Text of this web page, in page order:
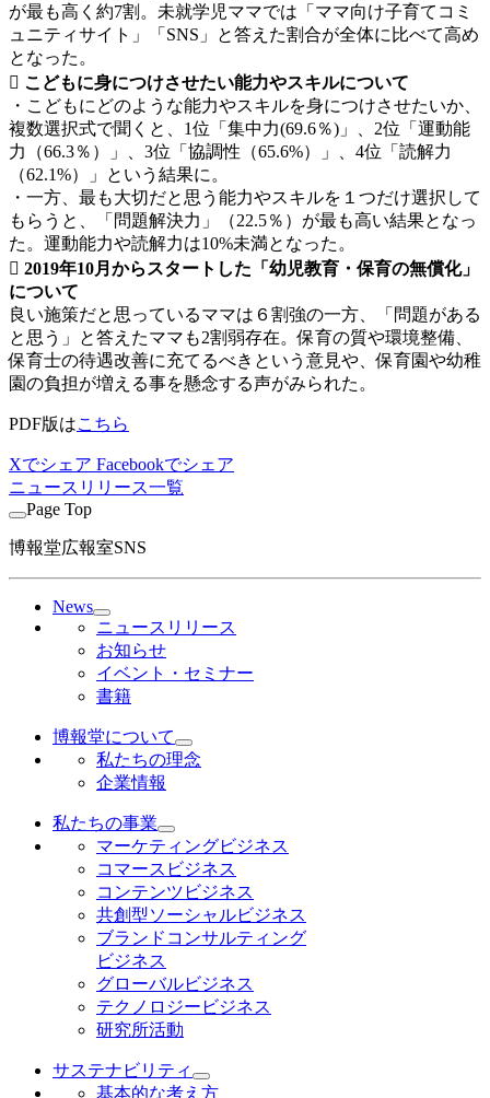
が最も高く約7割。未就学児ママでは「ママ向け子育てコミ
ュニティサイト」「SNS」と答えた割合が全体に比べて高め
となった。
 こどもに身につけさせたい能力やスキルについて
・こどもにどのような能力やスキルを身につけさせたいか、
複数選択式で聞くと、1位「集中力(69.6％)」、2位「運動能
力（66.3％）」、3位「協調性（65.6%）」、4位「読解力
（62.1%）」という結果に。
・一方、最も大切だと思う能力やスキルを１つだけ選択して
もらうと、「問題解決力」（22.5％）が最も高い結果となっ
た。運動能力や読解力は10%未満となった。
 2019年10月からスタートした「幼児教育・保育の無償化」
について
良い施策だと思っているママは６割強の一方、「問題がある
と思う」と答えたママも2割弱存在。保育の質や環境整備、
保育士の待遇改善に充てるべきという意見や、保育園や幼稚
園の負担が増える事を懸念する声がみられた。
PDF版はこちら
Xでシェア Facebookでシェア
ニュースリリース一覧
Page Top
博報堂広報室SNS
News
ニュースリリース
お知らせ
イベント・セミナー
書籍
博報堂について
私たちの理念
企業情報
私たちの事業
マーケティングビジネス
コマースビジネス
コンテンツビジネス
共創型ソーシャルビジネス
ブランドコンサルティング
ビジネス
グローバルビジネス
テクノロジービジネス
研究所活動
サステナビリティ
基本的な考え方